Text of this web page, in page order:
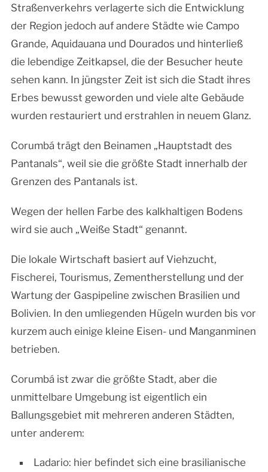
Straßenverkehrs verlagerte sich die Entwicklung
der Region jedoch auf andere Städte wie Campo
Grande, Aquidauana und Dourados und hinterließ
die lebendige Zeitkapsel, die der Besucher heute
sehen kann. In jüngster Zeit ist sich die Stadt ihres
Erbes bewusst geworden und viele alte Gebäude
wurden restauriert und erstrahlen in neuem Glanz.
Corumbá trägt den Beinamen „Hauptstadt des
Pantanals“, weil sie die größte Stadt innerhalb der
Grenzen des Pantanals ist.
Wegen der hellen Farbe des kalkhaltigen Bodens
wird sie auch „Weiße Stadt“ genannt.
Die lokale Wirtschaft basiert auf Viehzucht,
Fischerei, Tourismus, Zementherstellung und der
Wartung der Gaspipeline zwischen Brasilien und
Bolivien. In den umliegenden Hügeln wurden bis vor
kurzem auch einige kleine Eisen- und Manganminen
betrieben.
Corumbá ist zwar die größte Stadt, aber die
unmittelbare Umgebung ist eigentlich ein
Ballungsgebiet mit mehreren anderen Städten,
unter anderem:
Ladario: hier befindet sich eine brasilianische